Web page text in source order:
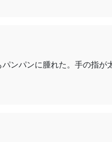
パンパンに腫れた。手の指